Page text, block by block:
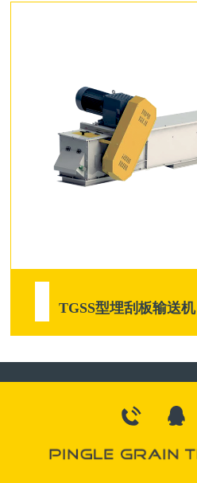
TGSS型埋刮板输送机